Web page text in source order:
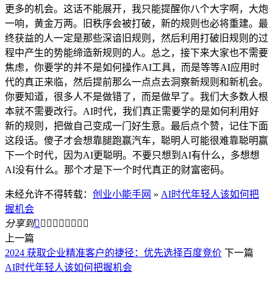
更多的机会。这话不能展开，我只能提醒你八个大字啊，大炮
一响，黄金万两。旧秩序会被打破，新的规则也必将重建。最
终获益的人一定是那些深谙旧规则，然后利用打破旧规则的过
程中产生的势能缔造新规则的人。总之，接下来大家也不需要
焦虑，你要学的并不是如何操作AI工具，而是等等AI应用时
代的真正来临，然后提前那么一点点去洞察新规则和新机会。
你要知道，很多人不是做错了，而是做早了。我们大多数人根
本就不需要改行。AI时代，我们真正需要学的是如何利用好
新的规则，把做自己变成一门好生意。最后点个赞，记住下面
这段话。傻子才会想靠腿跑赢汽车，聪明人可能很难靠聪明赢
下一个时代，因为AI更聪明。不要只想到AI有什么，多想想
AI没有什么。那个才是下一个时代真正的财富密码。
未经允许不得转载： 创业小能手网 » AI时代年轻人该如何把
握机会
分享到        
上一篇
2024 获取企业精准客户的捷径：优先选择百度竞价 下一篇
AI时代年轻人该如何把握机会